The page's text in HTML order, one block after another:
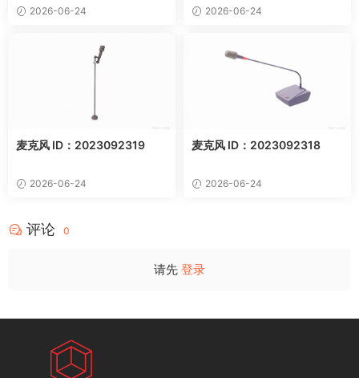
2026-06-24 2026-06-24
麦克风 ID：2023092319
2026-06-24
麦克风 ID：2023092318
2026-06-24
评论 0
请先 登录